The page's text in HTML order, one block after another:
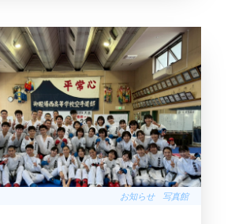
お知らせ 写真館